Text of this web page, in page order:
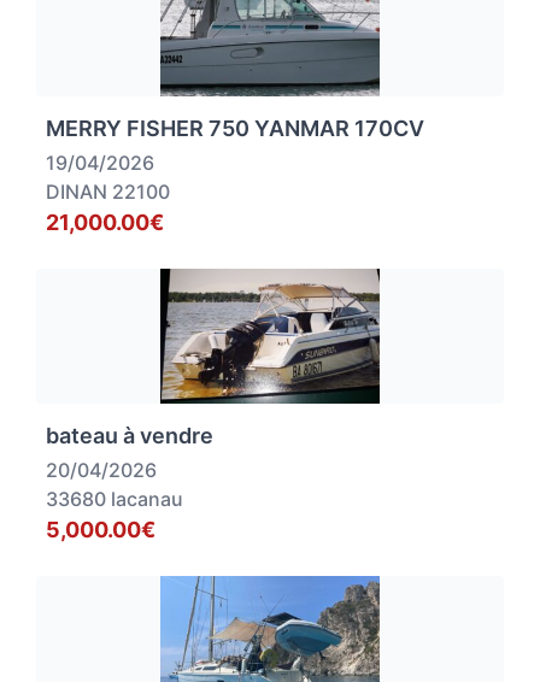
MERRY FISHER 750 YANMAR 170CV
19/04/2026
DINAN 22100
21,000.00€
bateau à vendre
20/04/2026
33680 lacanau
5,000.00€